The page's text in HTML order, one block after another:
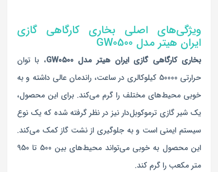
ویژگی‌های اصلی بخاری کارگاهی گازی
ایران هیتر مدل GW0500
بخاری کارگاهی گازی ایران هیتر مدل GW0500
، با توان
حرارتی 50000 کیلوکالری در ساعت، راندمان عالی داشته و به
خوبی محیط‌های مختلف را گرم می‌کند. برای این محصول،
یک شیر گازی ترموکوبل‌دار نیز در نظر گرفته شده که یک نوع
سیستم ایمنی است و به جلوگیری از نشت گاز کمک می‌کند.
این محصول به خوبی می‌تواند محیط‌های بین 500 تا 950
متر مکعب را گرم کند.